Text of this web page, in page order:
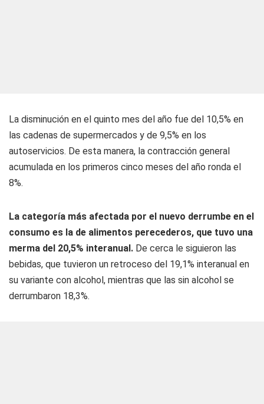
La disminución en el quinto mes del año fue del 10,5% en
las cadenas de supermercados y de 9,5% en los
autoservicios. De esta manera, la contracción general
acumulada en los primeros cinco meses del año ronda el
8%.
La categoría más afectada por el nuevo derrumbe en el
consumo es la de alimentos perecederos, que tuvo una
merma del 20,5% interanual. De cerca le siguieron las
bebidas, que tuvieron un retroceso del 19,1% interanual en
su variante con alcohol, mientras que las sin alcohol se
derrumbaron 18,3%.